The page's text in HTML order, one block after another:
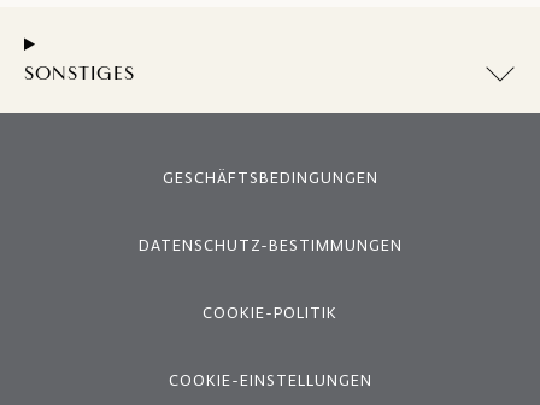
SONSTIGES
GESCHÄFTSBEDINGUNGEN
DATENSCHUTZ-BESTIMMUNGEN
COOKIE-POLITIK
COOKIE-EINSTELLUNGEN